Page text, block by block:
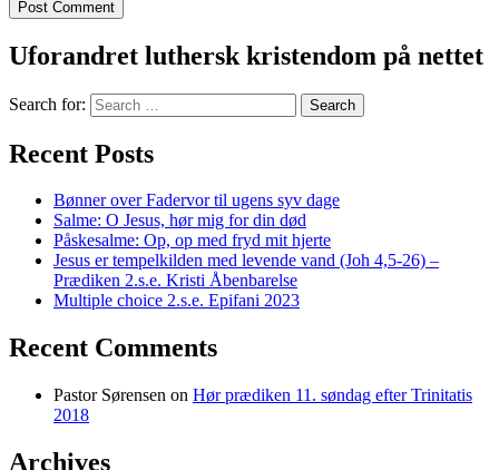
Uforandret luthersk kristendom på nettet
Search for:
Recent Posts
Bønner over Fadervor til ugens syv dage
Salme: O Jesus, hør mig for din død
Påskesalme: Op, op med fryd mit hjerte
Jesus er tempelkilden med levende vand (Joh 4,5-26) –
Prædiken 2.s.e. Kristi Åbenbarelse
Multiple choice 2.s.e. Epifani 2023
Recent Comments
Pastor Sørensen on Hør prædiken 11. søndag efter Trinitatis
2018
Archives